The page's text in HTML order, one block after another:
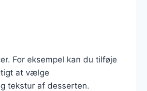
For eksempel kan du tilføje
at vælge
tekstur af desserten.